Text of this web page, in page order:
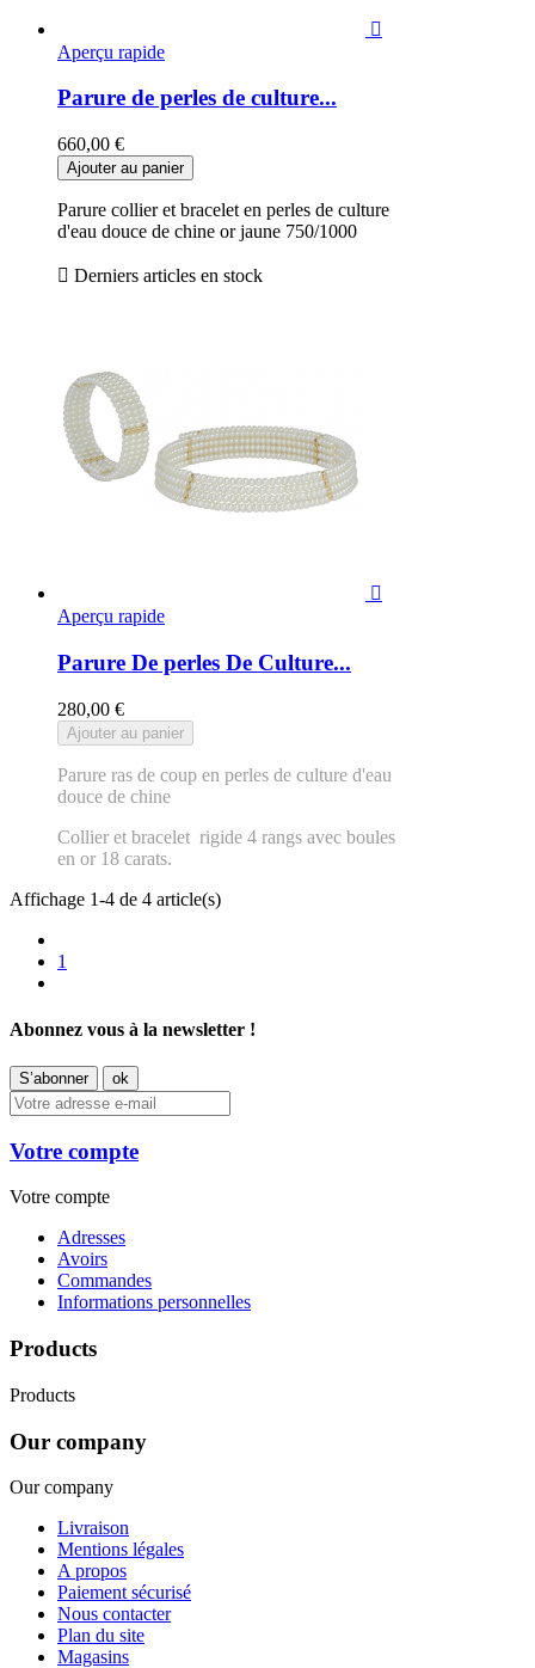

Aperçu rapide
Parure de perles de culture...
660,00 €
Ajouter au panier
Parure collier et bracelet en perles de culture
d'eau douce de chine or jaune 750/1000
 Derniers articles en stock

Aperçu rapide
Parure De perles De Culture...
280,00 €
Ajouter au panier
Parure ras de coup en perles de culture d'eau
douce de chine
Collier et bracelet rigide 4 rangs avec boules
en or 18 carats.
Affichage 1-4 de 4 article(s)
1
Abonnez vous à la newsletter !
Votre compte
Votre compte
Adresses
Avoirs
Commandes
Informations personnelles
Products
Products
Our company
Our company
Livraison
Mentions légales
A propos
Paiement sécurisé
Nous contacter
Plan du site
Magasins